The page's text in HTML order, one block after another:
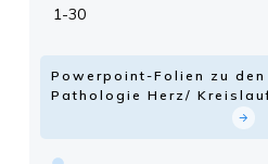
1-30
Powerpoint-Folien zu den
Pathologie Herz/